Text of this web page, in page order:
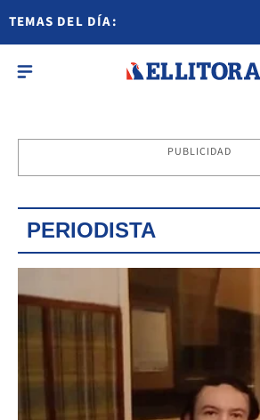
TEMAS DEL DÍA:
PUBLICIDAD
PERIODISTA